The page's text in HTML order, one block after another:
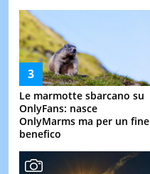
Le marmotte sbarcano su
OnlyFans: nasce
OnlyMarms ma per un fine
benefico